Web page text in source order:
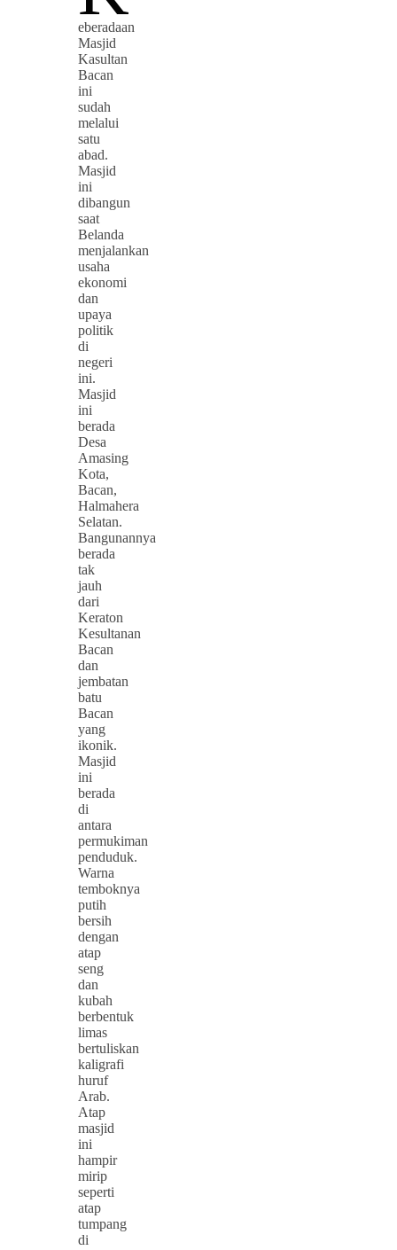
eberadaan
Masjid
Kasultan
Bacan
ini
sudah
melalui
satu
abad.
Masjid
ini
dibangun
saat
Belanda
menjalankan
usaha
ekonomi
dan
upaya
politik
di
negeri
ini.
Masjid
ini
berada
Desa
Amasing
Kota,
Bacan,
Halmahera
Selatan.
Bangunannya
berada
tak
jauh
dari
Keraton
Kesultanan
Bacan
dan
jembatan
batu
Bacan
yang
ikonik.
Masjid
ini
berada
di
antara
permukiman
penduduk.
Warna
temboknya
putih
bersih
dengan
atap
seng
dan
kubah
berbentuk
limas
bertuliskan
kaligrafi
huruf
Arab.
Atap
masjid
ini
hampir
mirip
seperti
atap
tumpang
di